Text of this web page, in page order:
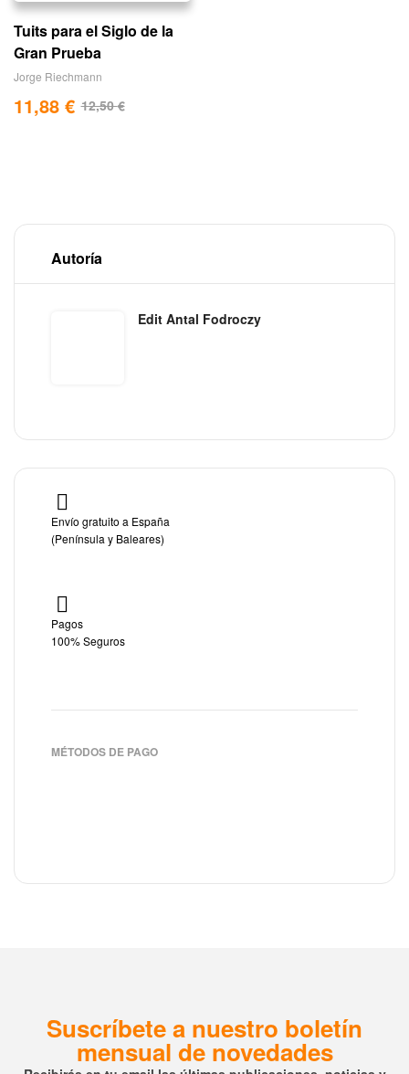
Tuits para el Siglo de la
Gran Prueba
Jorge Riechmann
12,50€
11,88 €
Autoría
Edit Antal Fodroczy
Envío gratuito a España
(Península y Baleares)
Pagos
100% Seguros
MÉTODOS DE PAGO
Suscríbete a nuestro boletín
mensual de novedades